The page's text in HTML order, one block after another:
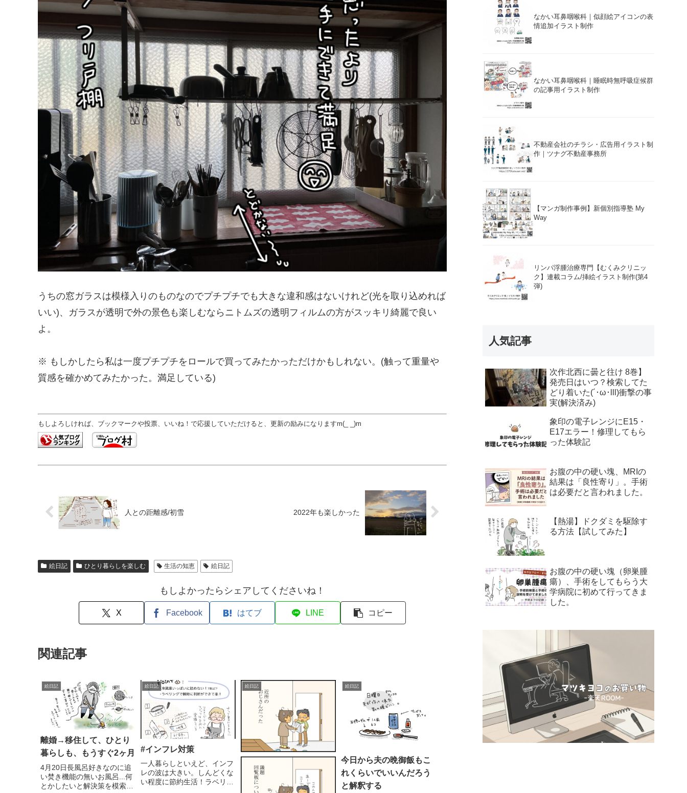
うちの窓ガラスは模様入りのものなのでプチプチでも大きな違和感はないけれど(光を取り込めれば
いい)、ガラスが透明で外の景色も楽しむならニトムズの透明フィルムの方がスッキリ綺麗で良い
よ。
※ もしかしたら私は一度プチプチをロールで買ってみたかっただけかもしれない。(触って重量や
質感を確かめてみたかった。満足している)
もしよろしければ、ブックマークや投票、いいね！で応援していただけると、更新の励みになりますm(_ _)m
人との距離感/初雪 2022年も楽しかった
絵日記 ひとり暮らしを楽しむ 生活の知恵 絵日記
もしよかったらシェアしてくださいね！
X Facebook はてブ LINE コピー
関連記事
絵日記
離婚→移住して、ひとり
暮らしも、もうすぐ2ヶ月
4月20日長風呂好きなのに追
い焚き機能の無いお風呂...何
とかしたいと解決策を模索
絵日記
#インフレ対策
一人暮らしといえど、インフ
レの波は大きい。しんどくな
い程度に節約生活！ラベリン
絵日記 絵日記
今日から夫の晩御飯もこ
れくらいでいいんだろう
と解釈する
なかい耳鼻咽喉科｜似顔絵アイコンの表
情追加イラスト制作
なかい耳鼻咽喉科｜睡眠時無呼吸症候群
の記事用イラスト制作
不動産会社のチラシ・広告用イラスト制
作｜ツナグ不動産事務所
【マンガ制作事例】新個別指導塾 My
Way
リンパ浮腫治療専門【むくみクリニッ
ク】連載コラム/挿絵イラスト制作(第4
弾)
人気記事
次作北西に曇と往け 8巻】
発売日はいつ？検索してた
どり着いた(´･ω･lll)衝撃の事
実(解決済み)
象印の電子レンジにE15・
E17エラー！修理してもら
った体験記
お腹の中の硬い塊、MRIの
結果は「良性寄り」。手術
は必要だと言われました。
【熱湯】ドクダミを駆除す
る方法【試してみた】
お腹の中の硬い塊（卵巣腫
瘍）、手術をしてもらう大
学病院に初めて行ってきま
した。